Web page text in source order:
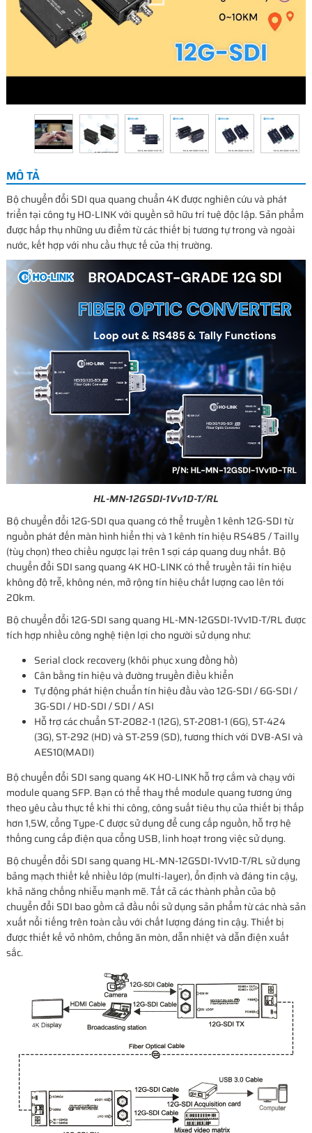
MÔ TẢ
Bộ chuyển đổi SDI qua quang chuẩn 4K được nghiên cứu và phát
triển tại công ty HO-LINK với quyền sở hữu trí tuệ độc lập. Sản phẩm
được hấp thụ những ưu điểm từ các thiết bị tương tự trong và ngoài
nước, kết hợp với nhu cầu thực tế của thị trường.
HL-MN-12GSDI-1Vv1D-T/RL
Bộ chuyển đổi 12G-SDI qua quang có thể truyền 1 kênh 12G-SDI từ
nguồn phát đến màn hình hiển thị và 1 kênh tín hiệu RS485 / Tailly
(tùy chọn) theo chiều ngược lại trên 1 sợi cáp quang duy nhất. Bộ
chuyển đổi SDI sang quang 4K HO-LINK có thể truyền tải tín hiệu
không độ trễ, không nén, mở rộng tín hiệu chất lượng cao lên tới
20km.
Bộ chuyển đổi 12G-SDI sang quang HL-MN-12GSDI-1Vv1D-T/RL được
tích hợp nhiều công nghệ tiện lợi cho người sử dụng như:
Serial clock recovery (khôi phục xung đồng hồ)
Cân bằng tín hiệu và đường truyền điều khiển
Tự động phát hiện chuẩn tín hiệu đầu vào 12G-SDI / 6G-SDI /
3G-SDI / HD-SDI / SDI / ASI
Hỗ trợ các chuẩn ST-2082-1 (12G), ST-2081-1 (6G), ST-424
(3G), ST-292 (HD) và ST-259 (SD), tương thích với DVB-ASI và
AES10(MADI)
Bộ chuyển đổi SDI sang quang 4K HO-LINK hỗ trợ cắm và chạy với
module quang SFP. Bạn có thể thay thế module quang tương ứng
theo yêu cầu thực tế khi thi công, công suất tiêu thụ của thiết bị thấp
hơn 1,5W, cổng Type-C được sử dụng để cung cấp nguồn, hỗ trợ hệ
thống cung cấp điện qua cổng USB, linh hoạt trong việc sử dụng.
Bộ chuyển đổi SDI sang quang HL-MN-12GSDI-1Vv1D-T/RL sử dụng
bảng mạch thiết kế nhiều lớp (multi-layer), ổn định và đáng tin cậy,
khả năng chống nhiễu mạnh mẽ. Tất cả các thành phần của bộ
chuyển đổi SDI bao gồm cả đầu nối sử dụng sản phẩm từ các nhà sản
xuất nổi tiếng trên toàn cầu với chất lượng đáng tin cậy. Thiết bị
được thiết kế vỏ nhôm, chống ăn mòn, dẫn nhiệt và dẫn điện xuất
sắc.